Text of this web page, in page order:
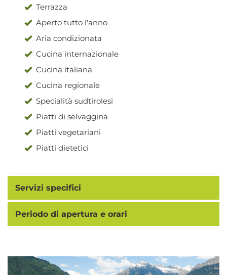
Terrazza
Aperto tutto l'anno
Aria condizionata
Cucina internazionale
Cucina italiana
Cucina regionale
Specialità sudtirolesi
Piatti di selvaggina
Piatti vegetariani
Piatti dietetici
Servizi specifici
Periodo di apertura e orari